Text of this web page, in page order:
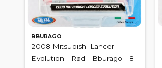
BBURAGO
2008 Mitsubishi Lancer
Evolution - Rød - Bburago - 8